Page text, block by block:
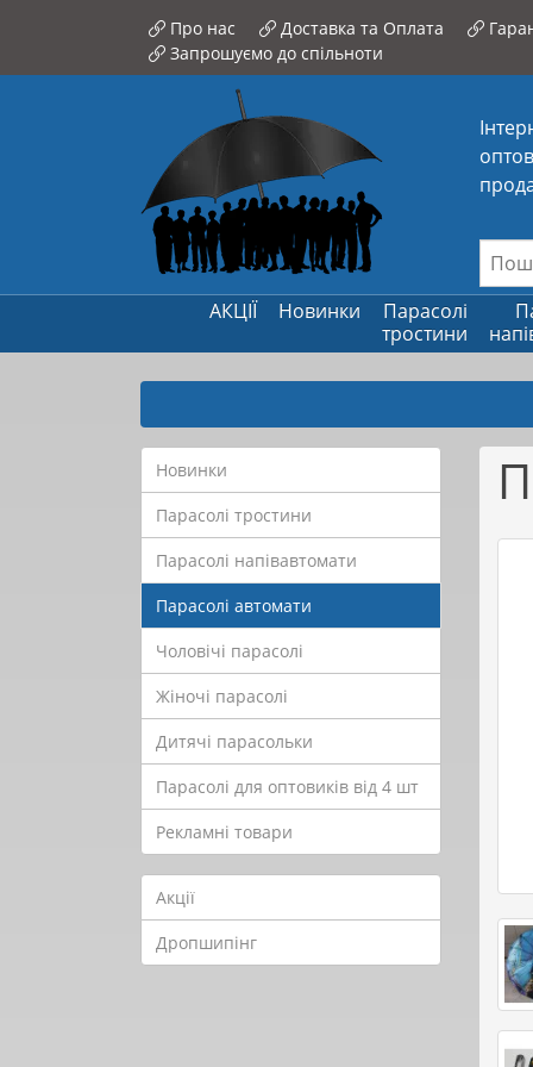
Про нас Доставка та Оплата
Запрошуємо до спільноти
АКЦІЇ Новинки
Парасолі
тростини
Новинки
Парасолі тростини
Парасолі напівавтомати
Парасолі автомати
Чоловічі парасолі
Жіночі парасолі
Дитячі парасольки
Парасолі для оптовиків від 4 шт
Рекламні товари
Акції
Дропшипінг